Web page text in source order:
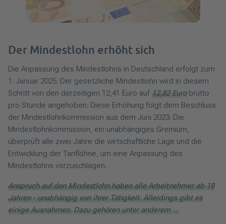
Der Mindestlohn erhöht sich
Die Anpassung des Mindestlohns in Deutschland erfolgt zum
1. Januar 2025. Der gesetzliche Mindestlohn wird in diesem
Schritt von den derzeitigen 12,41 Euro auf 12,82 Eurobrutto
pro Stunde angehoben. Diese Erhöhung folgt dem Beschluss
der Mindestlohnkommission aus dem Juni 2023. Die
Mindestlohnkommission, ein unabhängiges Gremium,
überprüft alle zwei Jahre die wirtschaftliche Lage und die
Entwicklung der Tariflöhne, um eine Anpassung des
Mindestlohns vorzuschlagen.
Anspruch auf den Mindestlohn haben alle Arbeitnehmer ab 18
Jahren - unabhängig von ihrer Tätigkeit. Allerdings gibt es
einige Ausnahmen. Dazu gehören unter anderem …